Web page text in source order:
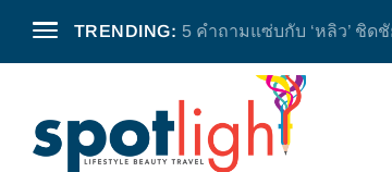
TRENDING: 5 คำถามแซ่บกับ ‘หลิว’ ชิด